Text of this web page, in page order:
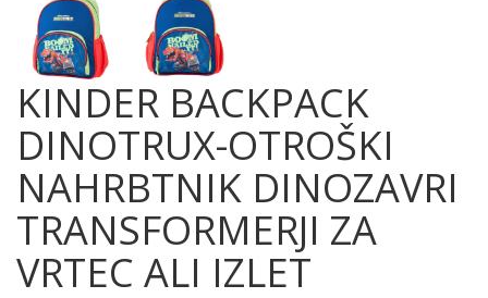
KINDER BACKPACK
DINOTRUX-OTROŠKI
NAHRBTNIK DINOZAVRI
TRANSFORMERJI ZA
VRTEC ALI IZLET